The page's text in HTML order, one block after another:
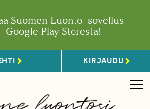
Suomen Luonto -sovellus
Google Play Storesta!
KIRJAUDU